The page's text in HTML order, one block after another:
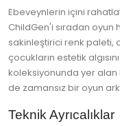
Ebeveynlerin içini
ChildGen'i sıradan oyun
sakinleştirici renk paleti,
çocukların estetik
koleksiyonunda yer
de zamansız bir oyun
Teknik Ayrıcalıklar